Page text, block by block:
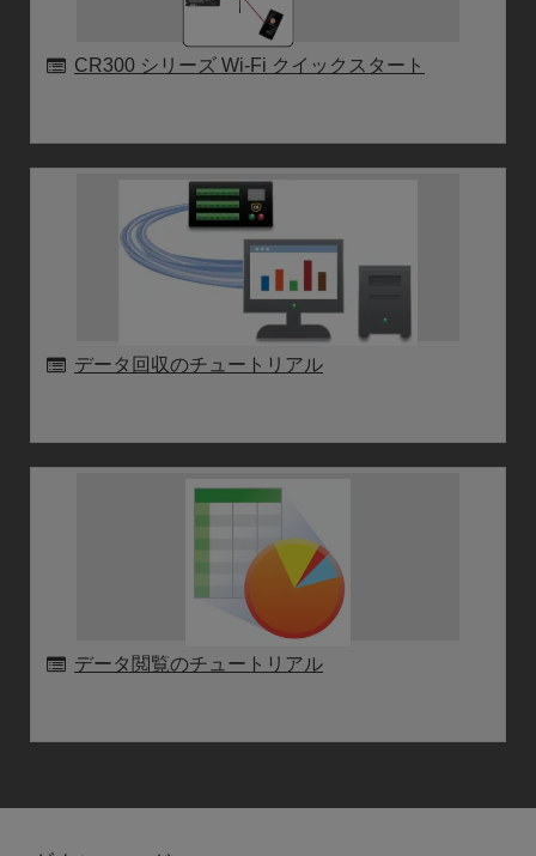
CR300 シリーズ Wi-Fi クイックスタート
データ回収のチュートリアル
データ閲覧のチュートリアル